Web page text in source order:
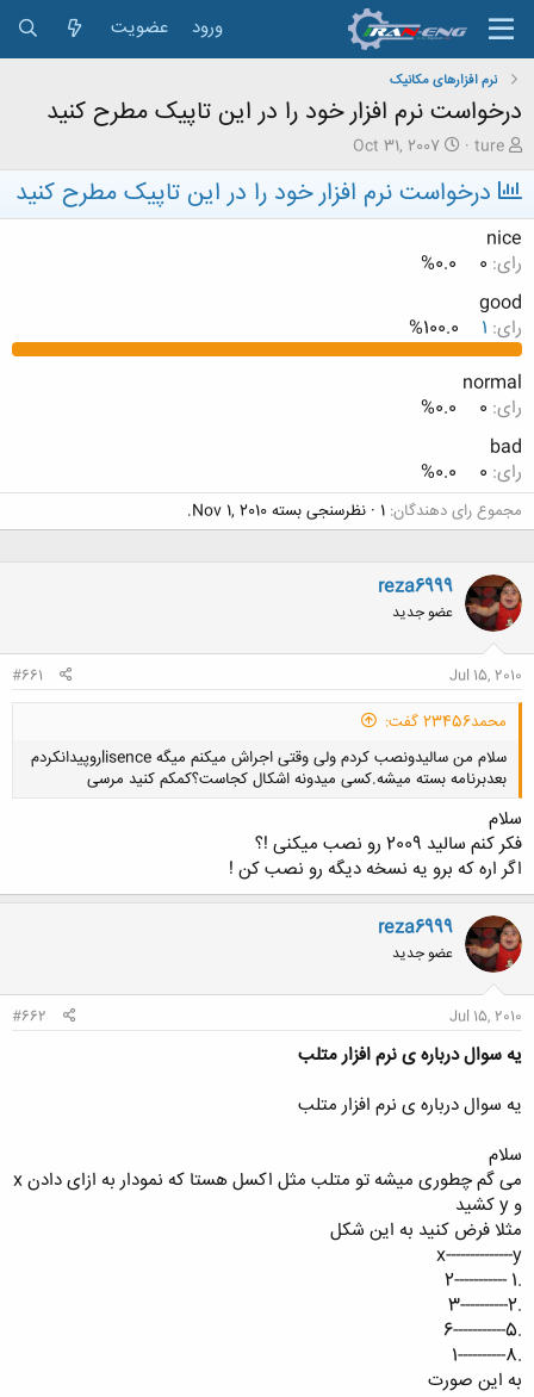
ورود عضویت
نرم افزارهای مکانیک
درخواست نرم افزار خود را در این تاپیک مطرح کنید
ش
ر
و
ک
ن
ن
د
ه
م
و
ض
و
ع
ture
ت
ا
ر
ش
ر
Oct 31, 2007
درخواست نرم افزار خود را در این تاپیک مطرح کنید
nice
رای:
0.0%
good
رای:
100.0%
normal
رای:
0.0%
bad
رای:
0.0%
مجموع رای دهندگان 1 نظرسنجی بستهNov 1, 2010
.
reza6999
عضو جدید
Jul 15, 2010
#661
محمد23456 گفت:
سلام من سالیدونصب کردم ولی وقتی اجراش میکنم میگه lisenceروپیدانکردم
بعدبرنامه بسته میشه.کسی میدونه اشکال کجاست؟کمکم کنید مرسی
سلام
فکر کنم سالید 2009 رو نصب میکنی !؟
اگر اره که برو یه نسخه دیگه رو نصب کن !
reza6999
عضو جدید
Jul 15, 2010
#662
یه سوال درباره ی نرم افزار متلب
یه سوال درباره ی نرم افزار متلب
سلام
می گم چطوری میشه تو متلب مثل اکسل هستا که نمودار به ازای دادن x
و y کشید
مثلا فرض کنید به این شکل
x--------------y
.1 -----------2
.2----------3
.5-----------6
.8----------1
به این صورت